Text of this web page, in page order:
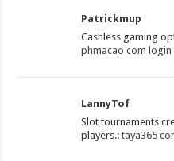
Patrickmup
Cashless gaming
phmacao com login
LannyTof
Slot tournaments
players.:taya365